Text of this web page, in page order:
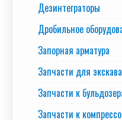
Дезинтеграторы
Дробильное
Запорная арматура
Запчасти для
Запчасти к
Запчасти к